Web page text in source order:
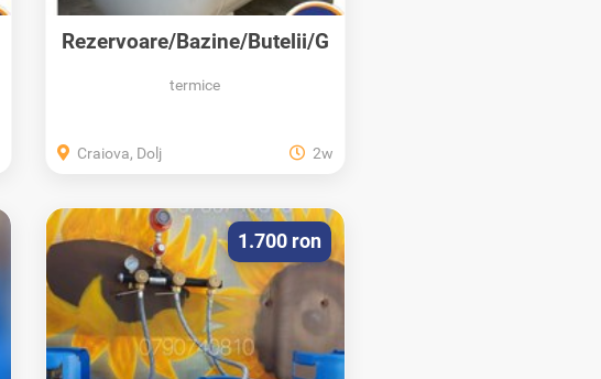
Rezervoare/Bazine/Butelii/G
termice
Craiova, Dolj 2w
1.700 ron